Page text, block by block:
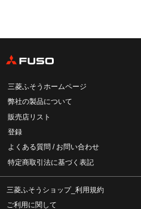
三菱ふそうホームページ
弊社の製品について
販売店リスト
登録
よくある質問 / お問い合わせ
特定商取引法に基づく表記
三菱ふそうショップ_利用規約
ご利用に関して